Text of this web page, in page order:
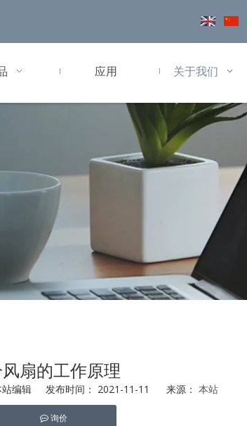
应用 关于我们
扇的工作原理
编辑 发布时间： 2021-11-11 来源： 本站
询价